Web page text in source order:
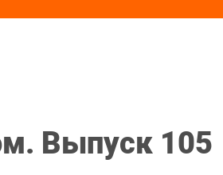
Выпуск 105